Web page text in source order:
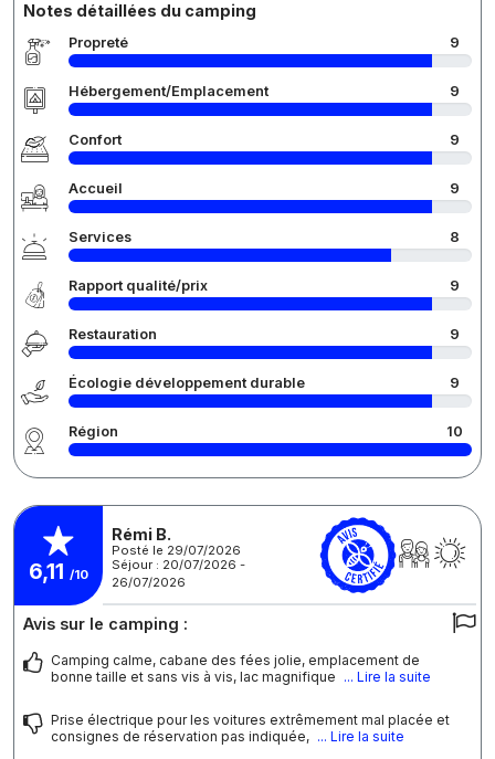
Notes détaillées du camping
Propreté 9
Hébergement/Emplacement 9
Confort 9
Accueil 9
Services 8
Rapport qualité/prix 9
Restauration 9
Écologie développement durable 9
Région 10
6,11 /10
Rémi B.
Posté le 29/07/2026
Séjour : 20/07/2026 -
26/07/2026
Avis sur le camping :
Camping calme, cabane des fées jolie, emplacement de
bonne taille et sans vis à vis, lac magnifique ... Lire la suite
Prise électrique pour les voitures extrêmement mal placée et
consignes de réservation pas indiquée, ... Lire la suite